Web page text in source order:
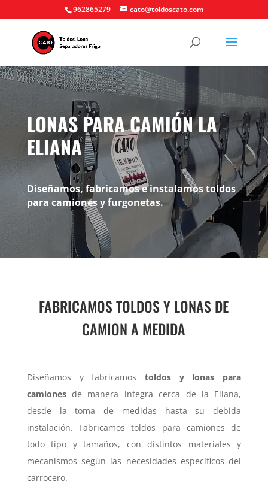
962865279 cato@toldoscato.com
LONAS PARA CAMIÓN LA
ELIANA
Diseñamos, fabricamos e instalamos toldos
para camiones y furgonetas.
FABRICAMOS TOLDOS Y LONAS DE
CAMION A MEDIDA
Diseñamos y fabricamos toldos y lonas para
camionesde manera íntegra cerca de la Eliana,
desde la toma de medidas hasta su debida
instalación. Fabricamos toldos para camiones de
todo tipo y tamaños, con distintos materiales y
mecanismos según las necesidades específicos del
carrocero.